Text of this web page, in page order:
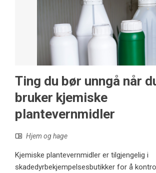
Ting du bør unngå når
bruker kjemiske
plantevernmidler
Hjem og hage
Kjemiske plantevernmidler er tilgjengelig i
skadedyrbekjempelsesbutikker for å